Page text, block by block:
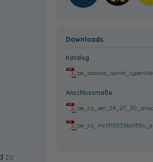
zu
Downloads
Katalog
Anschlussmaße